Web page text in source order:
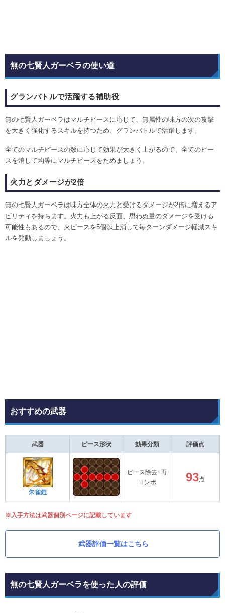
無の七賢人ガーベラの使い道
グランバトルで活躍する補助役
無の七賢人ガーベラはマルチピースに応じて、無属性の味方の次の攻撃
を大きく強化するスキルを持つため、グランバトルで活躍します。
全てのマルチピースの数に応じて効果が大きく上がるので、全てのピー
スを消して均等にマルチピースをためましょう。
火力とダメージが2倍
無の七賢人ガーベラは味方全体の火力と受けるダメージが2倍に増えるア
ビリティを持ちます。火力も上がる反面、思わぬ量のダメージを受ける
可能性もあるので、火ピースを5個以上消して毎ターンダメージ軽減スキ
ルを発動しましょう。
おすすめの武器
武器 ピース形状 効果分類 評価点
朱雀鎧
ピース除去+再
コンボ
93点
※入手方法は武器個別ページに記載しています
武器評価一覧はこちら
無の七賢人ガーベラを使った人の評価